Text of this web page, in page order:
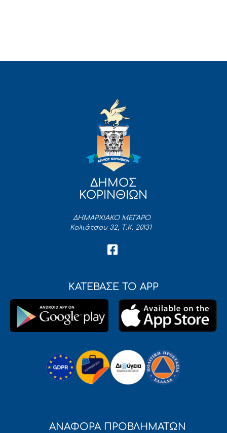
ΔΗΜΟΣ
ΚΟΡΙΝΘΙΩΝ
ΔΗΜΑΡΧΙΑΚΟ ΜΕΓΑΡΟ
Κολιάτσου 32, Τ.Κ. 20131
ΚΑΤΕΒΑΣΕ ΤΟ APP
ΑΝΑΦΟΡΑ ΠΡΟΒΛΗΜΑΤΩΝ